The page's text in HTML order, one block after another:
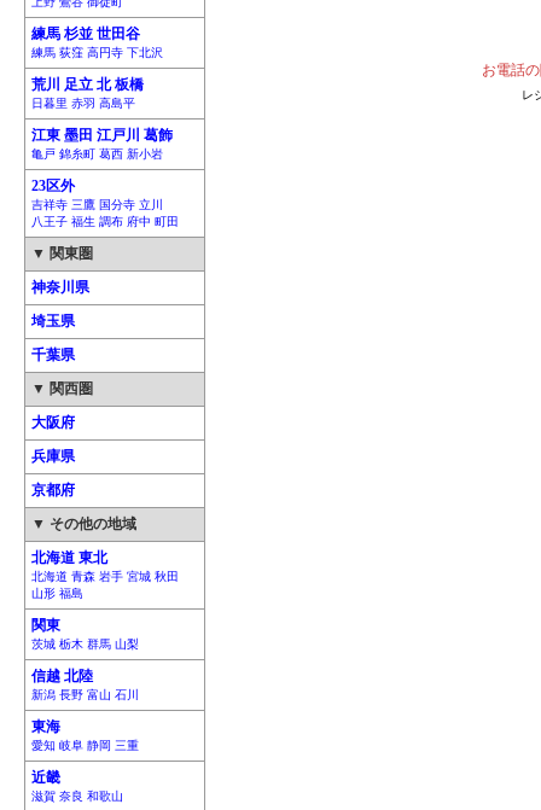
練馬 杉並 世田谷
練馬 荻窪 高円寺 下北沢
荒川 足立 北 板橋
日暮里 赤羽 高島平
江東 墨田 江戸川 葛飾
亀戸 錦糸町 葛西 新小岩
23区外
吉祥寺 三鷹 国分寺 立川
八王子 福生 調布 府中 町田
▼ 関東圏
神奈川県
埼玉県
千葉県
▼ 関西圏
大阪府
兵庫県
京都府
▼ その他の地域
北海道 東北
北海道 青森 岩手 宮城 秋田
山形 福島
関東
茨城 栃木 群馬 山梨
信越 北陸
新潟 長野 富山 石川
東海
愛知 岐阜 静岡 三重
近畿
滋賀 奈良 和歌山
お電話
レ